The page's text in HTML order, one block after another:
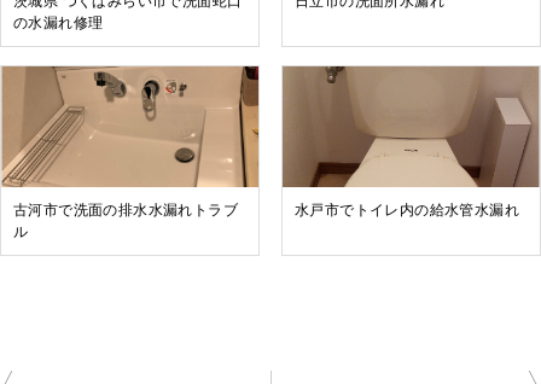
の水漏れ修理
古河市で洗面の排水水漏れトラブ
ル
水戸市でトイレ内の給水管水漏れ